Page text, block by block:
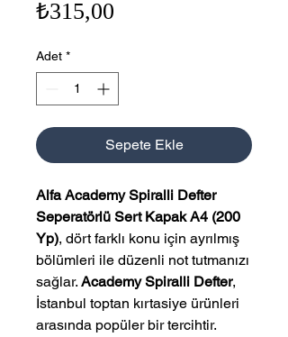
₺315,00
Adet *
Sepete Ekle
Alfa Academy Spiralli Defter
Seperatörlü Sert Kapak A4 (200
Yp), dört farklı konu için ayrılmış
bölümleri ile düzenli not tutmanızı
sağlar. Academy Spiralli Defter,
İstanbul toptan kırtasiye ürünleri
arasında popüler bir tercihtir.